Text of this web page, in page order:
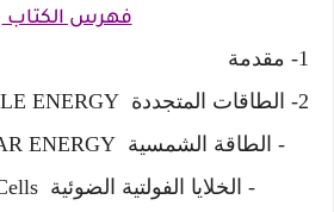
فهرس الكتاب
1- مقدمة
2- الطاقات المتجددة RENEWABLE ENERGY
- الطاقة الشمسية SOLAR ENERGY
- الخلايا الفولتية الضوئية Photovoltaic Cells